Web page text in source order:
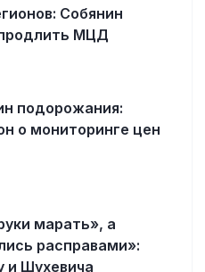
Собянин
МЦД
подорожания:
о мониторинге цен
марать», а
расправами»:
и Шухевича